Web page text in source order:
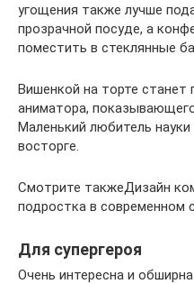
угощения также лучше
прозрачной посуде, а
поместить в стеклянные
Вишенкой на торте станет
аниматора,
Маленький любитель
восторге.
Смотрите такжеДизайн
подростка в современном
Для супергероя
Очень интересна и